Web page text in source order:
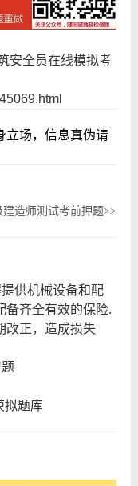
安全员在线模拟考
立场，信息真伪请
建造师测试考前押题>>
供机械设备和配
备齐全有效的保险.
改正，造成损失
拟题库